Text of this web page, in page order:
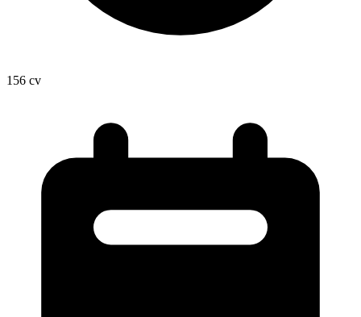
156 cv